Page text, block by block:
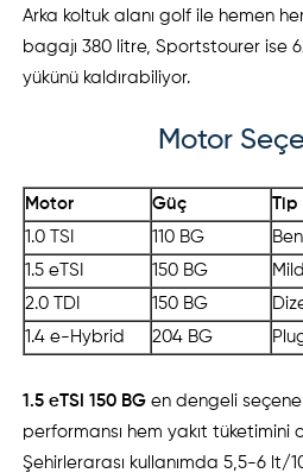
Arka koltuk alanı golf ile hemen
bagajı 380 litre, Sportstourer ise
yükünü kaldırabiliyor.
Motor
Motor Güç Tip
1.0 TSI
110 BG
1.5 eTSI
150 BG
2.0 TDI
150 BG
1.4 e-Hybrid
204 BG
1.5 eTSI 150 BG en dengeli
performansı hem yakıt tüketimini
Şehirlerarası kullanımda 5,5-6 lt/